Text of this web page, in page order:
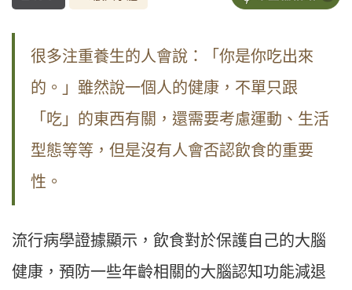
很多注重養生的人會說：「你是你吃出來
的。」雖然說一個人的健康，不單只跟
「吃」的東西有關，還需要考慮運動、生活
型態等等，但是沒有人會否認飲食的重要
性。
流行病學證據顯示，飲食對於保護自己的大腦
健康，預防一些年齡相關的大腦認知功能減退